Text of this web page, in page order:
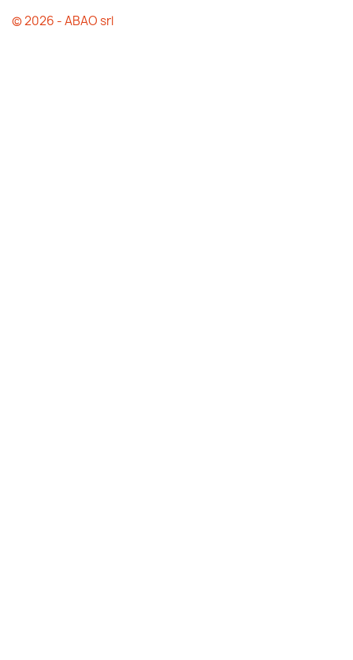
© 2026 - ABAO srl